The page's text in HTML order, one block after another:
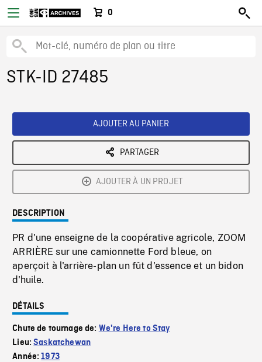
0
STK-ID 27485
AJOUTER AU PANIER
PARTAGER
AJOUTER À UN PROJET
DESCRIPTION
PR d'une enseigne de la coopérative agricole, ZOOM
ARRIÈRE sur une camionnette Ford bleue, on
aperçoit à l'arrière-plan un fût d'essence et un bidon
d'huile.
DÉTAILS
Chute de tournage de: We're Here to Stay
Lieu:Saskatchewan
Année:1973